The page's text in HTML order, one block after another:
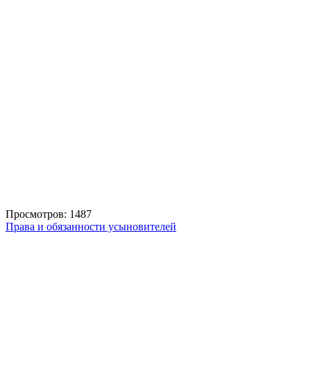
Просмотров: 1487
Права и обязанности усыновителей